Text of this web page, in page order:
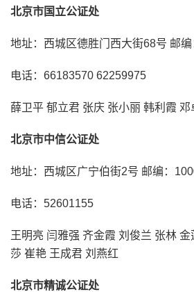
北京市国立公证处
地址：西城区德胜门西大街68号 邮
电话：66183570 62259975
薛卫平 郁立君 张庆 张小丽 韩利霞 邓
北京市中信公证处
地址：西城区广宁伯街2号 邮编：
电话：52601155
王明亮 闫雅强 齐金霞 刘俊兰 张林
莎 崔艳 王成君 刘燕红
北京市精诚公证处